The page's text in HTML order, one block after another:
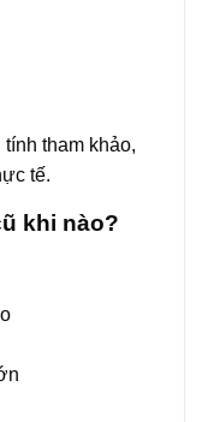
tham khảo,
tế.
khi nào?